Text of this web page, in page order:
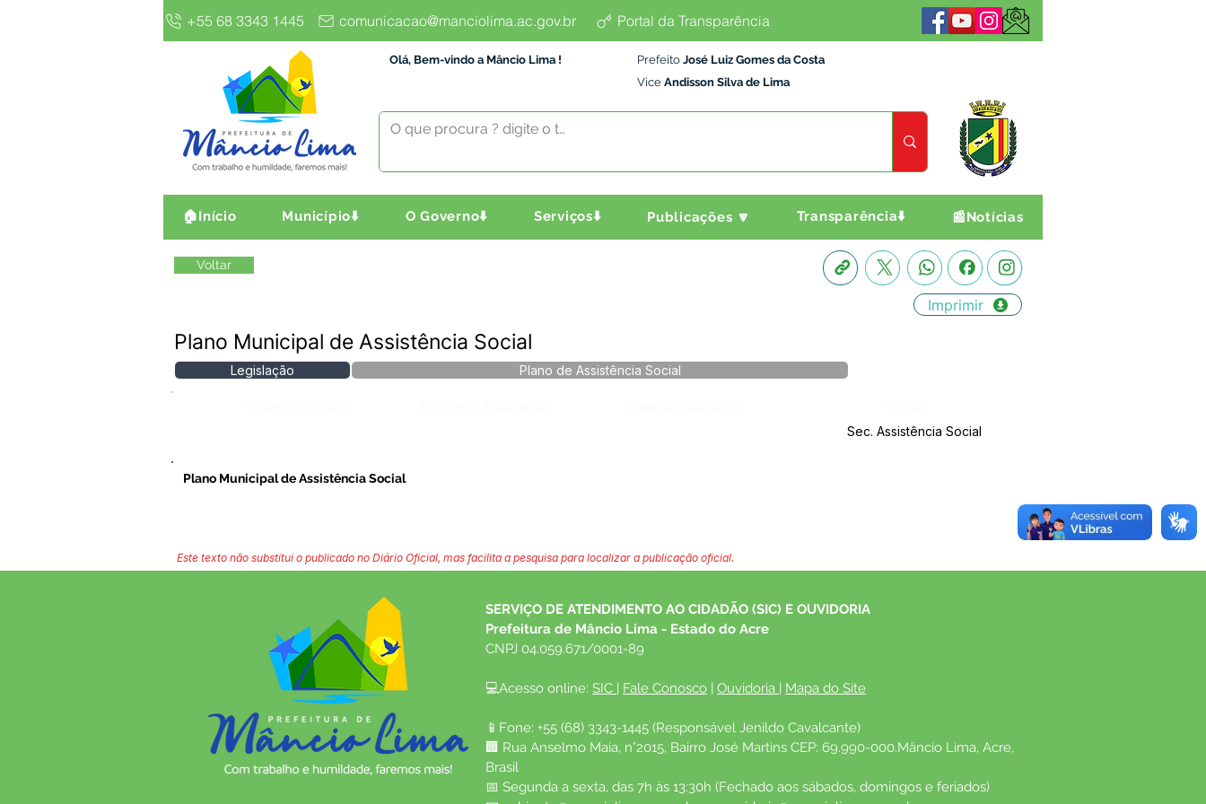
+55 68 3343 1445 comunicacao@manciolima.ac.gov.br Portal da Transparência
Olá, Bem-vindo a Mâncio Lima ! Prefeito José Luiz Gomes da Costa
Vice Andisson Silva de Lima
🏠Início Município⬇️ O Governo⬇️ Serviços⬇️ Publicações 🔽 Transparência⬇️ 📰Notícias
Voltar
Imprimir
Plano Municipal de Assistência Social
Legislação Plano de Assistência Social
Sec. Assistência Social
Plano Municipal de Assistência Social
Este texto não substitui o publicado no Diário Oficial, mas facilita a pesquisa para localizar a publicação oficial.
SERVIÇO DE ATENDIMENTO AO CIDADÃO (SIC) E OUVIDORIA
Prefeitura de Mâncio Lima - Estado do Acre
CNPJ 04.059.671/0001-89
💻Acesso online: SIC | Fale Conosco | Ouvidoria | Mapa do Site
📱Fone: +55 (68) 3343-1445 (Responsável Jenildo Cavalcante)
🏢 Rua Anselmo Maia, n°2015, Bairro José Martins CEP: 69.990-000.Mâncio Lima, Acre,
Brasil
📅 Segunda a sexta, das 7h às 13:30h (Fechado aos sábados, domingos e feriados)